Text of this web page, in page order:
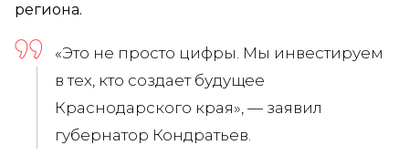
региона.
«Это не просто цифры. Мы инвестируем
в тех, кто создает будущее
Краснодарского края», — заявил
губернатор Кондратьев.